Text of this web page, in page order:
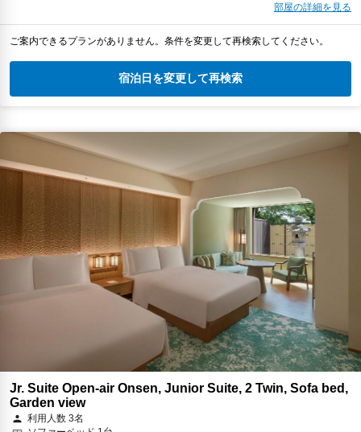
部屋の詳細を見る
ご案内できるプランがありません。条件を変更して再検索してください。
宿泊日を変更して再検索
Jr. Suite Open-air Onsen, Junior Suite, 2 Twin, Sofa bed,
Garden view
利用人数 3名